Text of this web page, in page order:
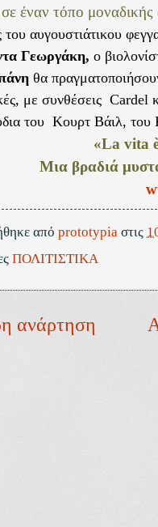
έναν τόπο
αυγουστιάτικου
Γεωργάκη, ο
θα
με συνθέσεις Cardel
του Κουρτ Βάιλ, του
«La vita
Μια βραδιά
από prototypia στις
ΠΟΛΙΤΙΣΤΙΚΑ
ανάρτηση